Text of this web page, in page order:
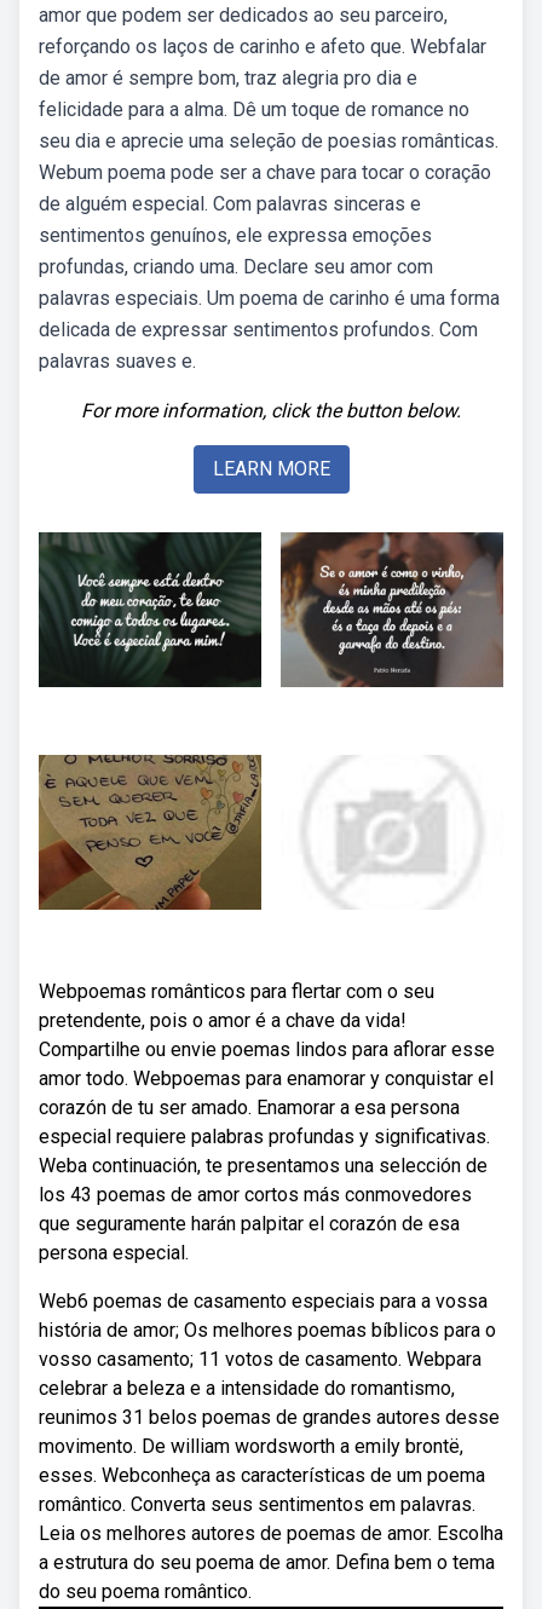
amor que podem ser dedicados ao seu parceiro,
reforçando os laços de carinho e afeto que. Webfalar
de amor é sempre bom, traz alegria pro dia e
felicidade para a alma. Dê um toque de romance no
seu dia e aprecie uma seleção de poesias românticas.
Webum poema pode ser a chave para tocar o coração
de alguém especial. Com palavras sinceras e
sentimentos genuínos, ele expressa emoções
profundas, criando uma. Declare seu amor com
palavras especiais. Um poema de carinho é uma forma
delicada de expressar sentimentos profundos. Com
palavras suaves e.
For more information, click the button below.
LEARN MORE
Webpoemas românticos para flertar com o seu
pretendente, pois o amor é a chave da vida!
Compartilhe ou envie poemas lindos para aflorar esse
amor todo. Webpoemas para enamorar y conquistar el
corazón de tu ser amado. Enamorar a esa persona
especial requiere palabras profundas y significativas.
Weba continuación, te presentamos una selección de
los 43 poemas de amor cortos más conmovedores
que seguramente harán palpitar el corazón de esa
persona especial.
Web6 poemas de casamento especiais para a vossa
história de amor; Os melhores poemas bíblicos para o
vosso casamento; 11 votos de casamento. Webpara
celebrar a beleza e a intensidade do romantismo,
reunimos 31 belos poemas de grandes autores desse
movimento. De william wordsworth a emily brontë,
esses. Webconheça as características de um poema
romântico. Converta seus sentimentos em palavras.
Leia os melhores autores de poemas de amor. Escolha
a estrutura do seu poema de amor. Defina bem o tema
do seu poema romântico.